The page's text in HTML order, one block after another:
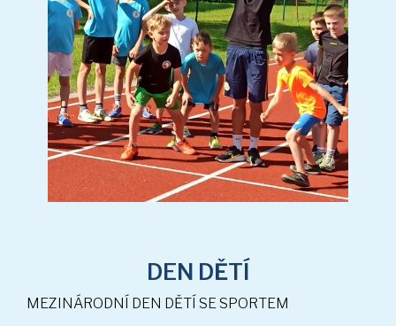
MEZINÁRODNÍ DEN DĚTÍ SE SPORTEM